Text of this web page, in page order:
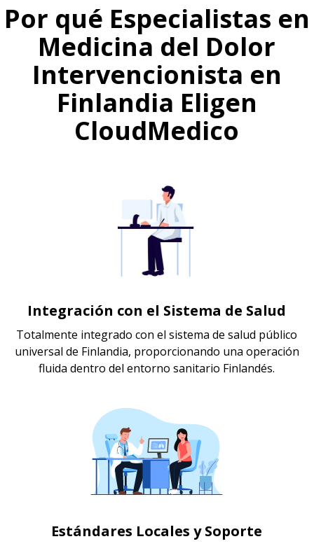
Por qué Especialistas en
Medicina del Dolor
Intervencionista en
Finlandia Eligen
CloudMedico
Integración con el Sistema de Salud
Totalmente integrado con el sistema de salud público
universal de Finlandia, proporcionando una operación
fluida dentro del entorno sanitario Finlandés.
Estándares Locales y Soporte